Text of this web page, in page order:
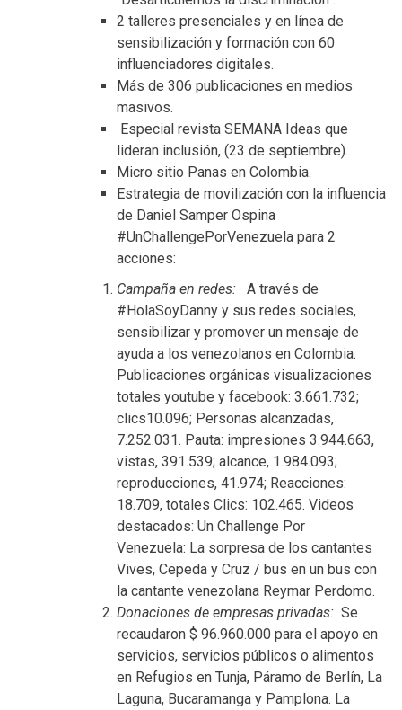
2 talleres presenciales y en línea de
sensibilización y formación con 60
influenciadores digitales.
Más de 306 publicaciones en medios
masivos.
Especial revista SEMANA Ideas que
lideran inclusión, (23 de septiembre).
Micro sitio Panas en Colombia.
Estrategia de movilización con la influencia
de Daniel Samper Ospina
#UnChallengePorVenezuela para 2
acciones:
Campaña en redes: A través de
#HolaSoyDanny y sus redes sociales,
sensibilizar y promover un mensaje de
ayuda a los venezolanos en Colombia.
Publicaciones orgánicas visualizaciones
totales youtube y facebook: 3.661.732;
clics10.096; Personas alcanzadas,
7.252.031. Pauta: impresiones 3.944.663,
vistas, 391.539; alcance, 1.984.093;
reproducciones, 41.974; Reacciones:
18.709, totales Clics: 102.465. Videos
destacados: Un Challenge Por
Venezuela: La sorpresa de los cantantes
Vives, Cepeda y Cruz / bus en un bus con
la cantante venezolana Reymar Perdomo.
Donaciones de empresas privadas: Se
recaudaron $ 96.960.000 para el apoyo en
servicios, servicios públicos o alimentos
en Refugios en Tunja, Páramo de Berlín, La
Laguna, Bucaramanga y Pamplona. La